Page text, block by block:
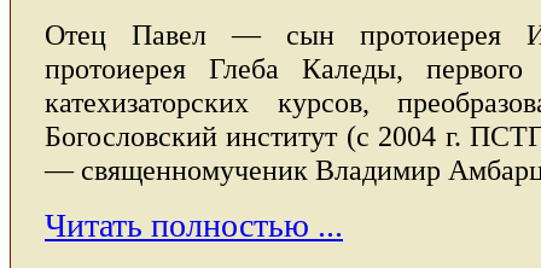
Отец Павел — сын протоиерея
протоиерея Глеба Каледы, первого
катехизаторских курсов,
Богословский институт (с 2004 г.
— священномученик Владимир
Читать полностью ...